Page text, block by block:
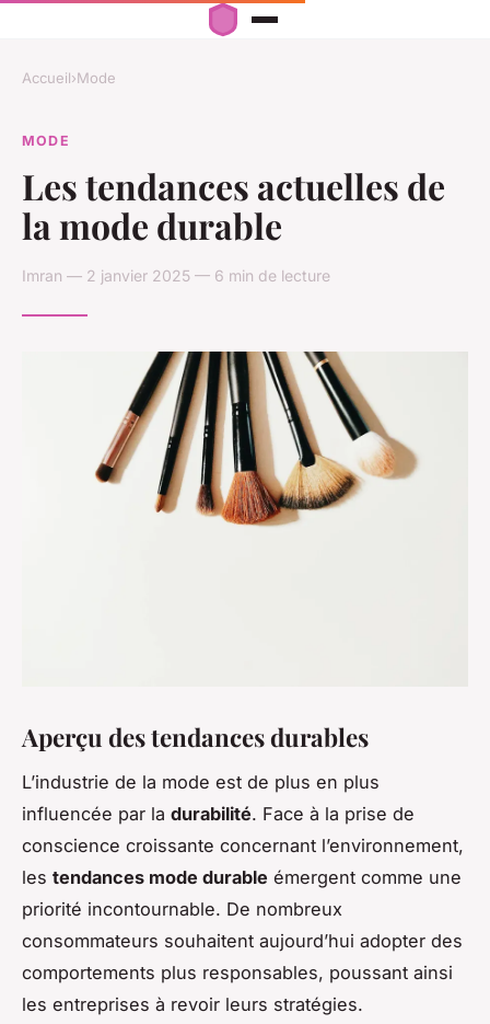
Accueil›Mode
MODE
Les tendances actuelles de
la mode durable
Imran — 2 janvier 2025 — 6 min de lecture
Aperçu des tendances durables
L’industrie de la mode est de plus en plus
influencée par la durabilité. Face à la prise de
conscience croissante concernant l’environnement,
les tendances mode durable émergent comme une
priorité incontournable. De nombreux
consommateurs souhaitent aujourd’hui adopter des
comportements plus responsables, poussant ainsi
les entreprises à revoir leurs stratégies.